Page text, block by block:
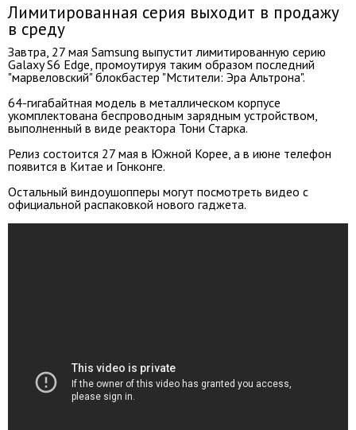
Лимитированная серия выходит в продажу
в среду
Завтра, 27 мая Samsung выпустит лимитированную серию
Galaxy S6 Edge, промоутируя таким образом последний
"марвеловский" блокбастер "Мстители: Эра Альтрона".
64-гигабайтная модель в металлическом корпусе
укомплектована беспроводным зарядным устройством,
выполненный в виде реактора Тони Старка.
Релиз состоится 27 мая в Южной Корее, а в июне телефон
появится в Китае и Гонконге.
Остальный виндоушопперы могут посмотреть видео с
официальной распаковкой нового гаджета.